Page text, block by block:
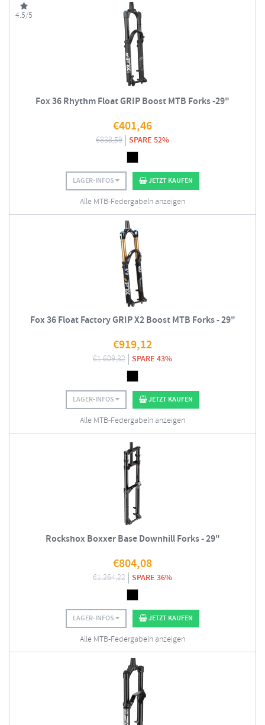
4.5/5
Fox 36 Rhythm Float GRIP Boost MTB Forks -29"
€401,46
€838,59 SPARE 52%
LAGER-INFOS JETZT KAUFEN
Alle MTB-Federgabeln anzeigen
Fox 36 Float Factory GRIP X2 Boost MTB Forks - 29"
€919,12
€1.609,32 SPARE 43%
LAGER-INFOS JETZT KAUFEN
Alle MTB-Federgabeln anzeigen
Rockshox Boxxer Base Downhill Forks - 29"
€804,08
€1.264,22 SPARE 36%
LAGER-INFOS JETZT KAUFEN
Alle MTB-Federgabeln anzeigen